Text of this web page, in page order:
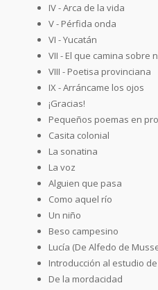
IV - Arca de la vida
V - Pérfida onda
VI - Yucatán
VII - El que camina sobre
VIII - Poetisa provinciana
IX - Arráncame los ojos
¡Gracias!
Pequeños poemas en
Casita colonial
La sonatina
La voz
Alguien que pasa
Como aquel río
Un niño
Beso campesino
Lucía (De Alfedo de
Introducción al estudio
De la mordacidad